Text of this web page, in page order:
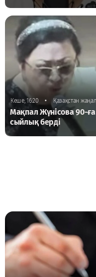
Кеше, 16:20 • Қазақстан
Мақпал Жүнісова 90-
сыйлық берді